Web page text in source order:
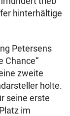
hinterhältige
Petersens
Chance“
zweite
holte.
seine erste
im